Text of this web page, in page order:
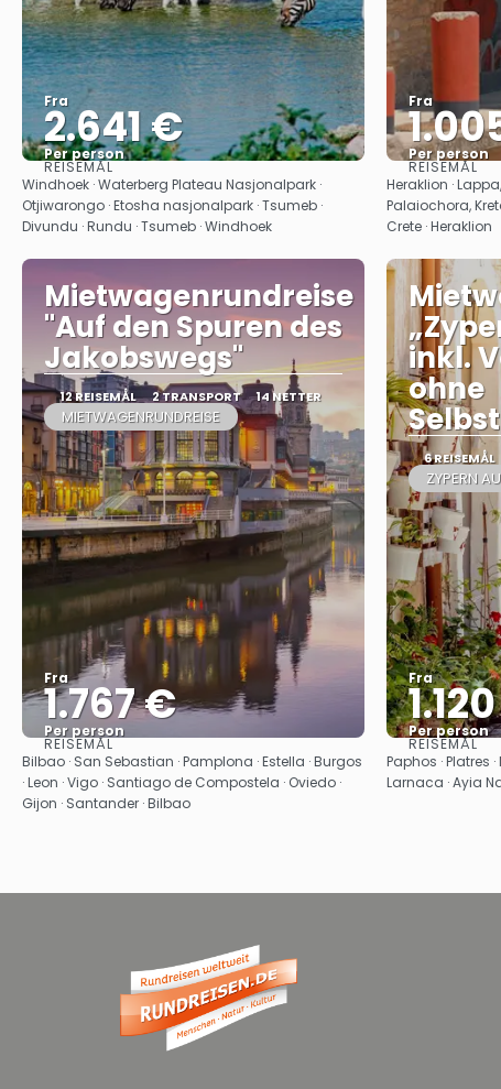
Fra
2.641 €
Per person
Se
REISEMÅL
Windhoek · Waterberg Plateau Nasjonalpark ·
Otjiwarongo · Etosha nasjonalpark · Tsumeb ·
Divundu · Rundu · Tsumeb · Windhoek
Fra
Per person
REISEMÅL
Heraklion ·
Palaiochora,
Crete · Heraklion
Mietwagenrundreise
"Auf den Spuren des
Jakobswegs"
12 REISEMÅL 2 TRANSPORT 14 NETTER
MIETWAGENRUNDREISE
Fra
1.767 €
Per person
Se
REISEMÅL
Bilbao · San Sebastian · Pamplona · Estella · Burgos
· Leon · Vigo · Santiago de Compostela · Oviedo ·
Gijon · Santander · Bilbao
inkl.
ohne
6 REISEMÅL
ZYPERN
Fra
Per person
REISEMÅL
Paphos · Platres
Larnaca · Ayia